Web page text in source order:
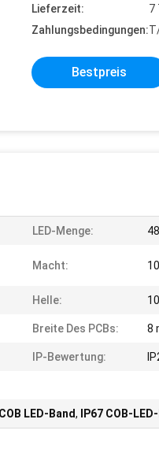
Lieferzeit:
7
Zahlungsbedingungen:
Bestpreis
LED-Menge:
Macht:
Helle:
Breite Des PCBs: 8
IP-Bewertung:
LED-Band, IP67 COB-